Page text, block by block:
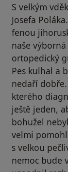
S velkým
Josefa
fenou
naše
ortopedický
Pes kulhal a
nedaří
kterého
ještě jeden,
bohužel
velmi
s velkou
nemoc bude